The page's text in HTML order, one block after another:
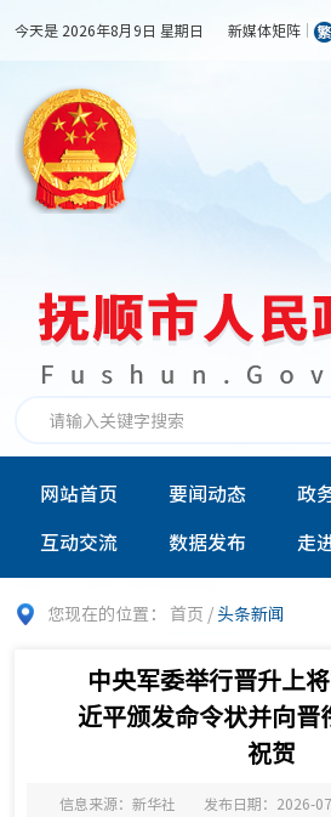
今天是 2026年8月9日 星期日 新媒体矩阵
网站首页 要闻动态 政
互动交流
数据发布 走
您现在的位置： 首页 /头条新闻
中央军委举行晋升上
近平颁发命令状并向晋
祝贺
信息来源：新华社 发布日期：2026-